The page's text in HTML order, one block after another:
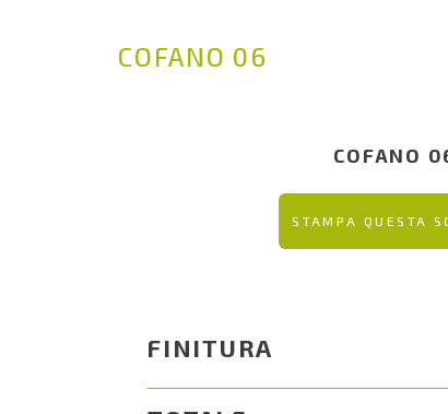
COFANO 06
COFANO
STAMPA QUESTA
FINITURA